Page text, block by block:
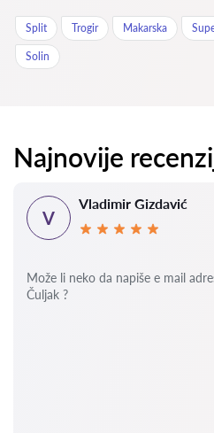
Split Trogir Makarska
Solin
Najnovije
V
Vladimir Gizdavić
Može li neko da napiše e mail
Čuljak ?